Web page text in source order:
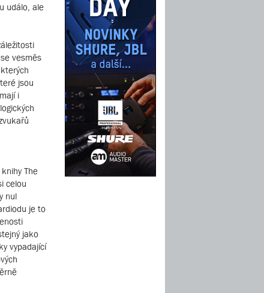
událo, ale
vesměs
jsou
i
The
celou
nul
je to
jako
vypadající